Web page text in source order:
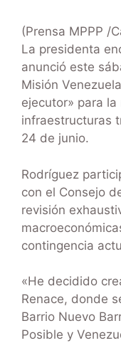
(Prensa MPPP /
La presidenta
anunció este
Misión
ejecutor» para
infraestructuras
24 de junio.
Rodríguez
con el Consejo
revisión
contingencia
«He decidido
Renace, donde
Barrio Nuevo
Posible y